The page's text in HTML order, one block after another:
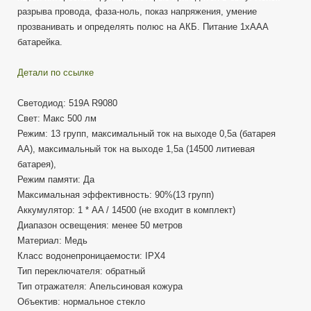
разрыва провода, фаза-ноль, показ напряжения, умение
прозванивать и определять полюс на АКБ. Питание 1хААА
батарейка.
Детали по ссылке
Светодиод: 519A R9080
Свет: Макс 500 лм
Режим: 13 групп, максимальный ток на выходе 0,5a (батарея
AA), максимальный ток на выходе 1,5a (14500 литиевая
батарея),
Режим памяти: Да
Максимальная эффективность: 90%(13 групп)
Аккумулятор: 1 * AA / 14500 (не входит в комплект)
Диапазон освещения: менее 50 метров
Материал: Медь
Класс водонепроницаемости: IPX4
Тип переключателя: обратный
Тип отражателя: Апельсиновая кожура
Объектив: нормальное стекло